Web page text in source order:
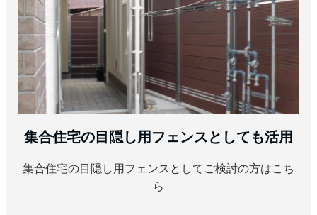
集合住宅の目隠し用フェンスとしても活用
集合住宅の目隠し用フェンスとしてご検討の方はこち
ら